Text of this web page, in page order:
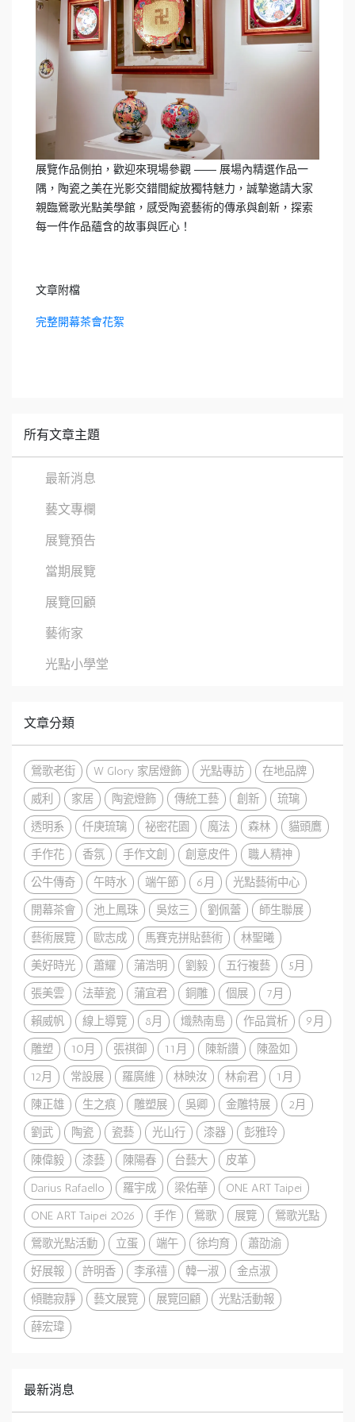
展覽作品側拍，歡迎來現場參觀 —— 展場內精選作品一
隅，陶瓷之美在光影交錯間綻放獨特魅力，誠摯邀請大家
親臨鶯歌光點美學館，感受陶瓷藝術的傳承與創新，探索
每一件作品蘊含的故事與匠心！
文章附檔
完整開幕茶會花絮
所有文章主題
最新消息
藝文專欄
展覽預告
當期展覽
展覽回顧
藝術家
光點小學堂
文章分類
鶯歌老街 W Glory 家居燈飾 光點專訪
在地品牌
威利
家居 陶瓷燈飾 傳統工藝 創新
琉璃
透明系
仟庚琉璃 祕密花園 魔法 森林
貓頭鷹
手作花
香氛 手作文創 創意皮件
職人精神
公牛傳奇
午時水 端午節 6月
光點藝術中心
開幕茶會
池上鳳珠 吳炫三 劉佩蕾
師生聯展
藝術展覽
歐志成 馬賽克拼貼藝術
林聖曦
美好時光
蕭耀 蒲浩明 劉毅 五行複藝
5月
張美雲
法華瓷 蒲宜君 銅雕 個展
7月
賴威帆
線上導覽 8月 熾熱南島 作品賞析
9月
雕塑
10月 張祺御 11月 陳新讚
陳盈如
12月
常設展 羅廣維 林映汝 林俞君
1月
陳正雄
生之痕 雕塑展 吳卿 金雕特展
2月
劉武
陶瓷 瓷藝 光山行 漆器
彭雅玲
陳偉毅
漆藝 陳陽春 台藝大
皮革
Darius Rafaello
羅宇成 梁佑華
ONE ART Taipei
ONE ART Taipei 2026
手作 鶯歌 展覽
鶯歌光點
鶯歌光點活動
立蛋 端午 徐均育
蕭劭渝
好展報
許明香 李承禧 韓一淑
金点淑
傾聽寂靜
藝文展覽 展覽回顧
光點活動報
薛宏瑋
最新消息